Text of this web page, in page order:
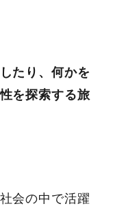
たり、何かを
を探索する旅
会の中で活躍